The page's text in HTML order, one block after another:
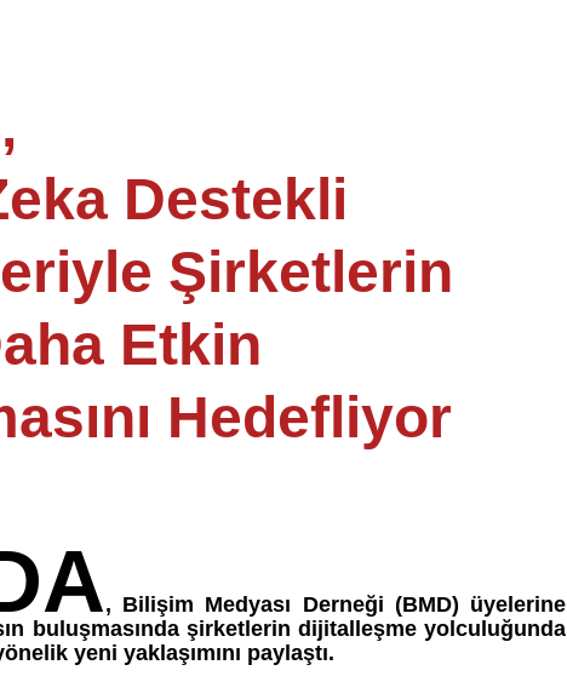
Destekli
Şirketlerin
Etkin
Hedefliyor
, Bilişim Medyası Derneği (BMD) üyelerine
buluşmasında şirketlerin dijitalleşme yolculuğunda
yeni yaklaşımını paylaştı.